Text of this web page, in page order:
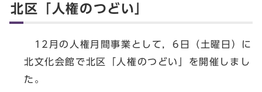
北区「人権のつどい」
12月の人権月間事業として，6日（土曜日）に
北文化会館で北区「人権のつどい」を開催しまし
た。